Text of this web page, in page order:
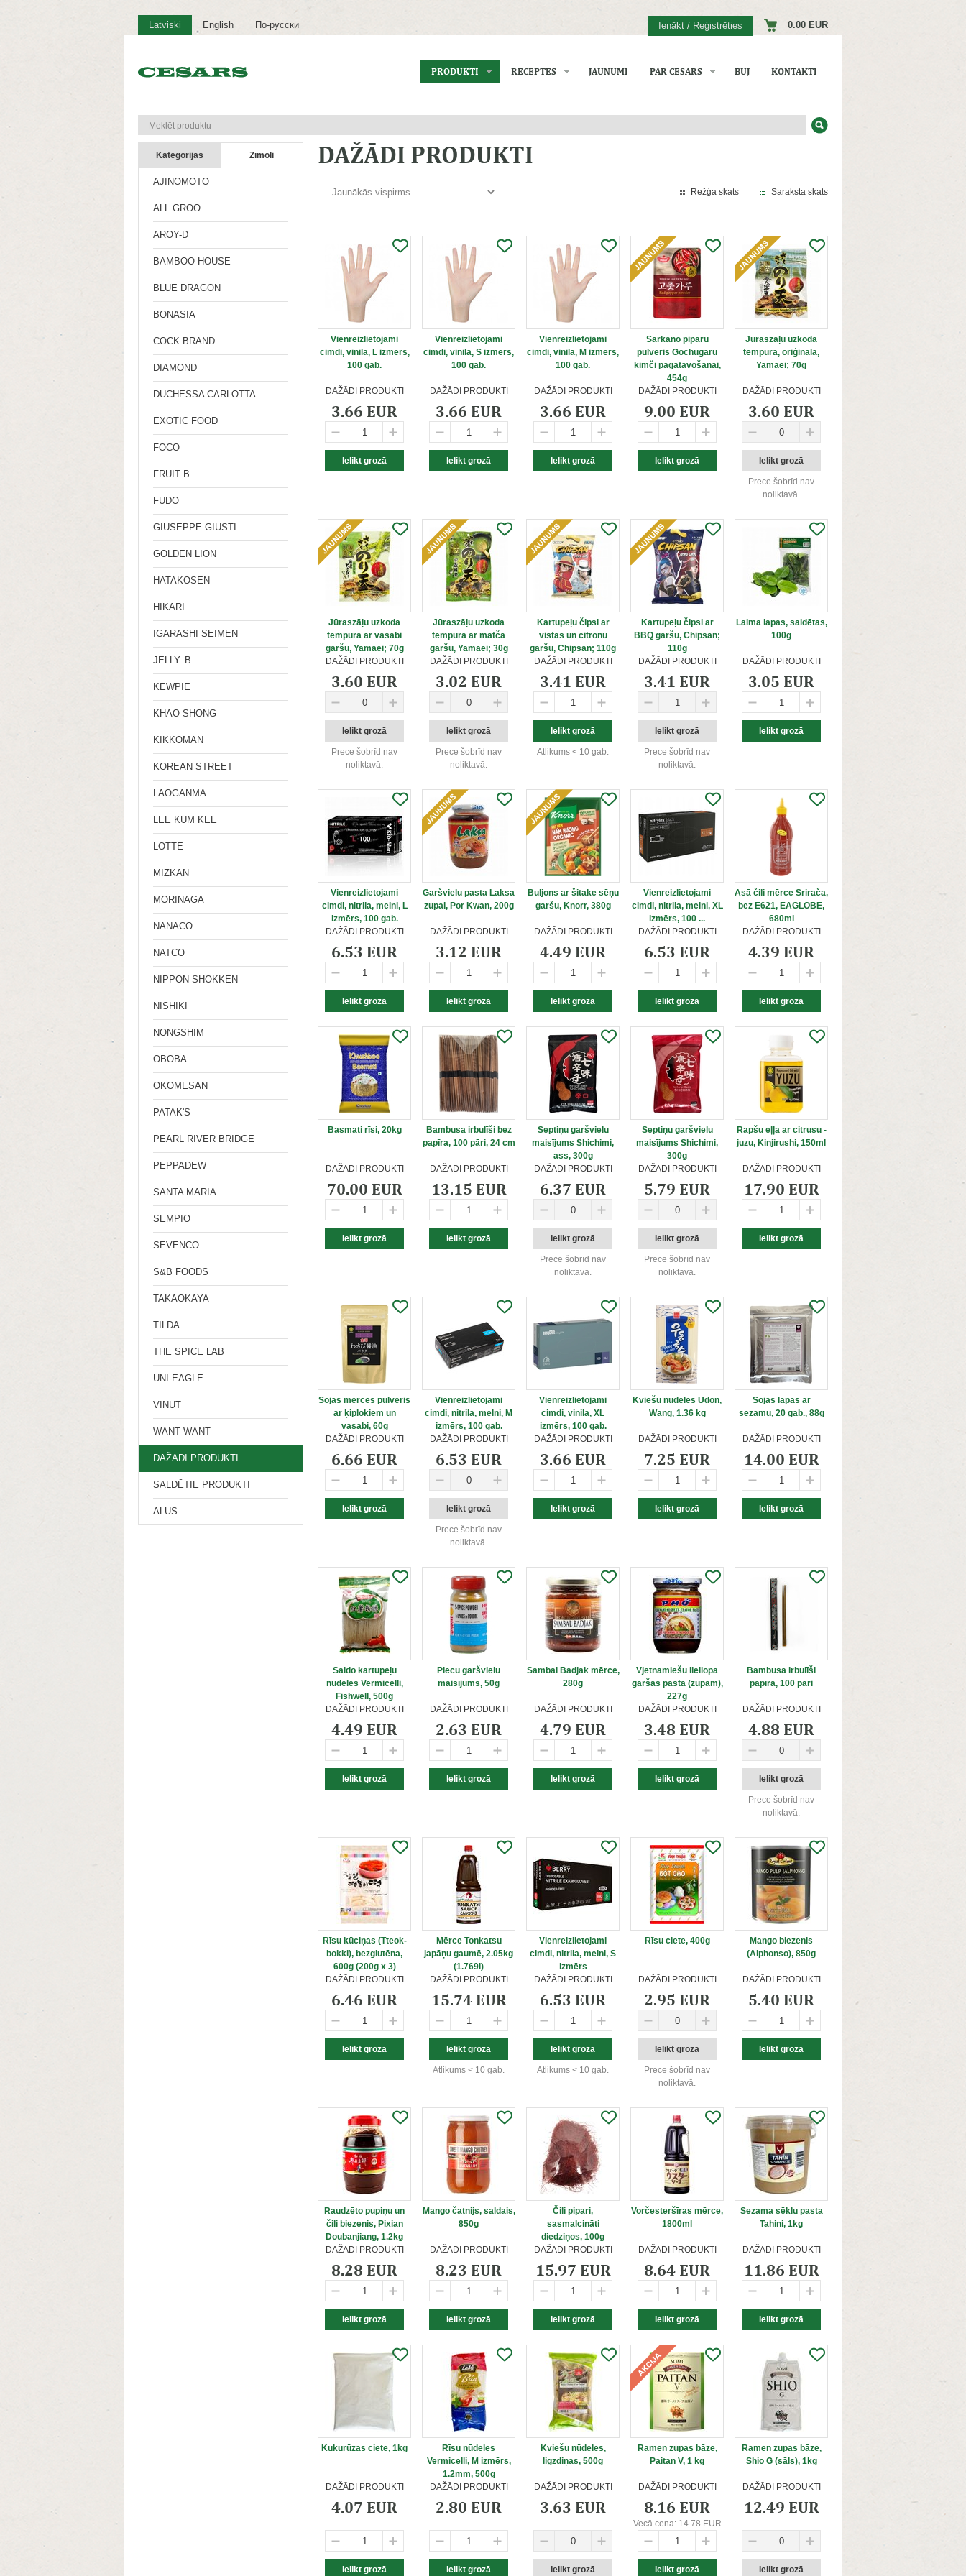
Latviski English По-русски Ienākt / Reģistrēties 0.00 EUR
PRODUKTI RECEPTES JAUNUMI PAR CESARS BUJ KONTAKTI
Kategorijas Zīmoli
AJINOMOTO
ALL GROO
AROY-D
BAMBOO HOUSE
BLUE DRAGON
BONASIA
COCK BRAND
DIAMOND
DUCHESSA CARLOTTA
EXOTIC FOOD
FOCO
FRUIT B
FUDO
GIUSEPPE GIUSTI
GOLDEN LION
HATAKOSEN
HIKARI
IGARASHI SEIMEN
JELLY. B
KEWPIE
KHAO SHONG
KIKKOMAN
KOREAN STREET
LAOGANMA
LEE KUM KEE
LOTTE
MIZKAN
MORINAGA
NANACO
NATCO
NIPPON SHOKKEN
NISHIKI
NONGSHIM
OBOBA
OKOMESAN
PATAK'S
PEARL RIVER BRIDGE
PEPPADEW
SANTA MARIA
SEMPIO
SEVENCO
S&B FOODS
TAKAOKAYA
TILDA
THE SPICE LAB
UNI-EAGLE
VINUT
WANT WANT
DAŽĀDI PRODUKTI
SALDĒTIE PRODUKTI
ALUS
DAŽĀDI PRODUKTI
Režģa skats Saraksta skats
Vienreizlietojami
cimdi, vinila, L izmērs,
100 gab.
DAŽĀDI PRODUKTI
3.66 EUR
Vienreizlietojami
cimdi, vinila, S izmērs,
100 gab.
DAŽĀDI PRODUKTI
3.66 EUR
Vienreizlietojami
cimdi, vinila, M izmērs,
100 gab.
DAŽĀDI PRODUKTI
3.66 EUR
Sarkano piparu
pulveris Gochugaru
kimči pagatavošanai,
454g
DAŽĀDI PRODUKTI
9.00 EUR
Jūraszāļu uzkoda
tempurā, oriģinālā,
Yamaei; 70g
DAŽĀDI PRODUKTI
3.60 EUR
Prece šobrīd nav
noliktavā.
Jūraszāļu uzkoda
tempurā ar vasabi
garšu, Yamaei; 70g
DAŽĀDI PRODUKTI
3.60 EUR
Prece šobrīd nav
noliktavā.
Jūraszāļu uzkoda
tempurā ar matča
garšu, Yamaei; 30g
DAŽĀDI PRODUKTI
3.02 EUR
Prece šobrīd nav
noliktavā.
Kartupeļu čipsi ar
vistas un citronu
garšu, Chipsan; 110g
DAŽĀDI PRODUKTI
3.41 EUR
Atlikums < 10 gab.
Kartupeļu čipsi ar
BBQ garšu, Chipsan;
110g
DAŽĀDI PRODUKTI
3.41 EUR
Prece šobrīd nav
noliktavā.
Laima lapas, saldētas,
100g
DAŽĀDI PRODUKTI
3.05 EUR
Vienreizlietojami
cimdi, nitrila, melni, L
izmērs, 100 gab.
DAŽĀDI PRODUKTI
6.53 EUR
Garšvielu pasta Laksa
zupai, Por Kwan, 200g
DAŽĀDI PRODUKTI
3.12 EUR
Buljons ar šitake sēņu
garšu, Knorr, 380g
DAŽĀDI PRODUKTI
4.49 EUR
Vienreizlietojami
cimdi, nitrila, melni, XL
izmērs, 100 ...
DAŽĀDI PRODUKTI
6.53 EUR
Asā čili mērce Srirača,
bez E621, EAGLOBE,
680ml
DAŽĀDI PRODUKTI
4.39 EUR
Basmati rīsi, 20kg
DAŽĀDI PRODUKTI
70.00 EUR
Bambusa irbulīši bez
papīra, 100 pāri, 24 cm
DAŽĀDI PRODUKTI
13.15 EUR
Septiņu garšvielu
maisījums Shichimi,
ass, 300g
DAŽĀDI PRODUKTI
6.37 EUR
Prece šobrīd nav
noliktavā.
Septiņu garšvielu
maisījums Shichimi,
300g
DAŽĀDI PRODUKTI
5.79 EUR
Prece šobrīd nav
noliktavā.
Rapšu eļļa ar citrusu -
juzu, Kinjirushi, 150ml
DAŽĀDI PRODUKTI
17.90 EUR
Sojas mērces pulveris
ar ķiplokiem un
vasabi, 60g
DAŽĀDI PRODUKTI
6.66 EUR
Vienreizlietojami
cimdi, nitrila, melni, M
izmērs, 100 gab.
DAŽĀDI PRODUKTI
6.53 EUR
Prece šobrīd nav
noliktavā.
Vienreizlietojami
cimdi, vinila, XL
izmērs, 100 gab.
DAŽĀDI PRODUKTI
3.66 EUR
Kviešu nūdeles Udon,
Wang, 1.36 kg
DAŽĀDI PRODUKTI
7.25 EUR
Sojas lapas ar
sezamu, 20 gab., 88g
DAŽĀDI PRODUKTI
14.00 EUR
Saldo kartupeļu
nūdeles Vermicelli,
Fishwell, 500g
DAŽĀDI PRODUKTI
4.49 EUR
Piecu garšvielu
maisījums, 50g
DAŽĀDI PRODUKTI
2.63 EUR
Sambal Badjak mērce,
280g
DAŽĀDI PRODUKTI
4.79 EUR
Vjetnamiešu liellopa
garšas pasta (zupām),
227g
DAŽĀDI PRODUKTI
3.48 EUR
Bambusa irbulīši
papīrā, 100 pāri
DAŽĀDI PRODUKTI
4.88 EUR
Prece šobrīd nav
noliktavā.
Rīsu kūciņas (Tteok-
bokki), bezglutēna,
600g (200g x 3)
DAŽĀDI PRODUKTI
6.46 EUR
Mērce Tonkatsu
japāņu gaumē, 2.05kg
(1.769l)
DAŽĀDI PRODUKTI
15.74 EUR
Atlikums < 10 gab.
Vienreizlietojami
cimdi, nitrila, melni, S
izmērs
DAŽĀDI PRODUKTI
6.53 EUR
Atlikums < 10 gab.
Rīsu ciete, 400g
DAŽĀDI PRODUKTI
2.95 EUR
Prece šobrīd nav
noliktavā.
Mango biezenis
(Alphonso), 850g
DAŽĀDI PRODUKTI
5.40 EUR
Raudzēto pupiņu un
čili biezenis, Pixian
Doubanjiang, 1.2kg
DAŽĀDI PRODUKTI
8.28 EUR
Mango čatnijs, saldais,
850g
DAŽĀDI PRODUKTI
8.23 EUR
Čili pipari,
sasmalcināti
diedziņos, 100g
DAŽĀDI PRODUKTI
15.97 EUR
Vorčesteršīras mērce,
1800ml
DAŽĀDI PRODUKTI
8.64 EUR
Sezama sēklu pasta
Tahini, 1kg
DAŽĀDI PRODUKTI
11.86 EUR
Kukurūzas ciete, 1kg
DAŽĀDI PRODUKTI
4.07 EUR
Rīsu nūdeles
Vermicelli, M izmērs,
1.2mm, 500g
DAŽĀDI PRODUKTI
2.80 EUR
Kviešu nūdeles,
ligzdiņas, 500g
DAŽĀDI PRODUKTI
3.63 EUR
Ramen zupas bāze,
Paitan V, 1 kg
DAŽĀDI PRODUKTI
8.16 EUR
Vecā cena:14.78 EUR
Ramen zupas bāze,
Shio G (sāls), 1kg
DAŽĀDI PRODUKTI
12.49 EUR